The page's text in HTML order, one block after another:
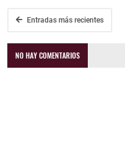
Entradas más recientes
NO HAY COMENTARIOS